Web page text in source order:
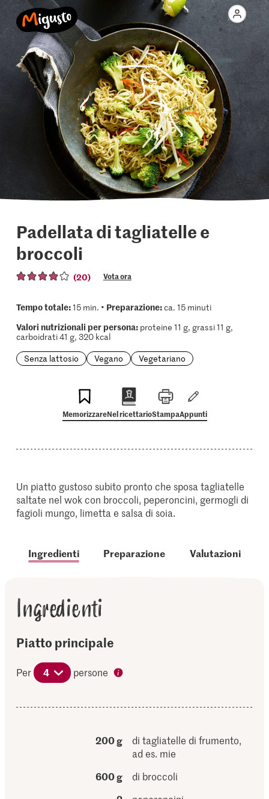
Padellata di tagliatelle e
broccoli
(20) Vota ora
Tempo totale:15 min. • Preparazione:ca. 15 minuti
Valori nutrizionali per persona:proteine 11 g, grassi 11 g,
carboidrati 41 g, 320 kcal
Senza lattosio
Vegano Vegetariano
MemorizzareNel ricettarioStampaAppunti
Un piatto gustoso subito pronto che sposa tagliatelle
saltate nel wok con broccoli, peperoncini, germogli di
fagioli mungo, limetta e salsa di soia.
Ingredienti Preparazione Valutazioni
Ingredienti
Piatto principale
Per 4 persone
200 g
di tagliatelle di frumento,
ad es. mie
600 g
di broccoli